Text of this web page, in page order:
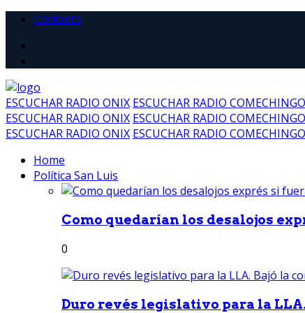
Contacto
ESCUCHAR RADIO ONIX ESCUCHAR RADIO
ESCUCHAR RADIO ONIX ESCUCHAR RADIO
ESCUCHAR RADIO ONIX ESCUCHAR RADIO
Home
Política San Luis
Como quedarían los desalojos
0
Duro revés legislativo para la